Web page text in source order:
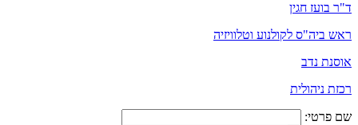
ד"ר בועז חגין
ראש ביה"ס לקולנוע וטלוויזיה
אוסנת נדב
רכזת ניהולית
שם פרטי: